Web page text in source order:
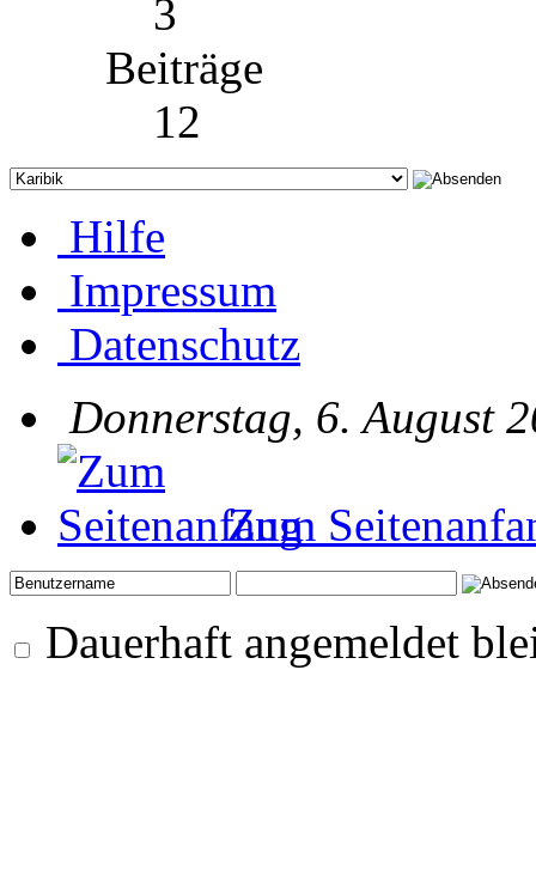
3
Beiträge
12
Hilfe
Impressum
Datenschutz
Donnerstag, 6. August
Zum
Dauerhaft angemeldet